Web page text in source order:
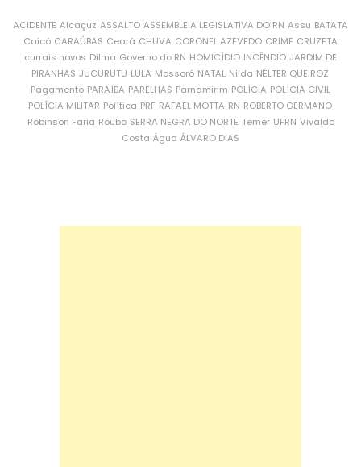
ACIDENTE Alcaçuz ASSALTO ASSEMBLEIA LEGISLATIVA DO RN Assu BATATA
Caicó CARAÚBAS Ceará CHUVA CORONEL AZEVEDO CRIME CRUZETA
currais novos Dilma Governo do RN HOMICÍDIO INCÊNDIO JARDIM DE
PIRANHAS JUCURUTU LULA Mossoró NATAL Nilda NÉLTER QUEIROZ
Pagamento PARAÍBA PARELHAS Parnamirim POLÍCIA POLÍCIA CIVIL
POLÍCIA MILITAR Política PRF RAFAEL MOTTA RN ROBERTO GERMANO
Robinson Faria Roubo SERRA NEGRA DO NORTE Temer UFRN Vivaldo
Costa Água ÁLVARO DIAS